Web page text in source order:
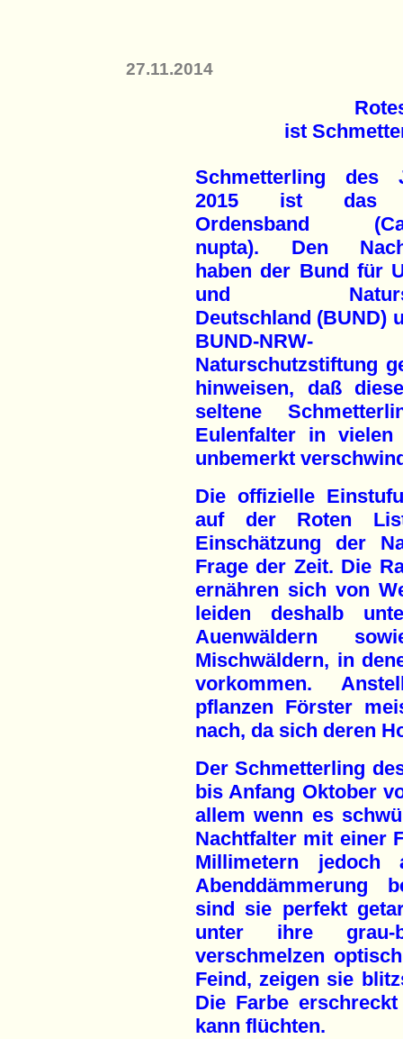
27.11.2014
ist
Schmetterling des
2015 ist das
Ordensband
nupta). Den
haben der Bund für
und
Deutschland (BUND)
BUND-NRW-
Naturschutzstiftung
hinweisen, daß
seltene
Eulenfalter in vielen
unbemerkt
Die offizielle
auf der Roten
Einschätzung der
Frage der Zeit. Die
ernähren sich von
leiden deshalb
Auenwäldern
Mischwäldern, in
vorkommen.
pflanzen Förster
nach, da sich deren
Der Schmetterling
bis Anfang Oktober
allem wenn es
Nachtfalter mit einer
Millimetern
Abenddämmerung
sind sie perfekt
unter ihre grau-
verschmelzen
Feind, zeigen sie
Die Farbe
kann flüchten.